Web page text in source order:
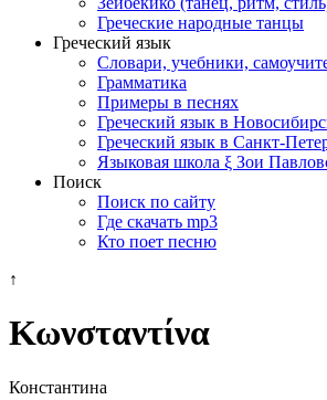
Греческие народные танцы
Греческий язык
Словари, учебники,
Грамматика
Примеры в песнях
Греческий язык в
Греческий язык в Санкт-
Языковая школа ξ Зои
Поиск
Поиск по сайту
Где скачать mp3
Кто поет песню
↑
Κωνσταντίνα
Константина